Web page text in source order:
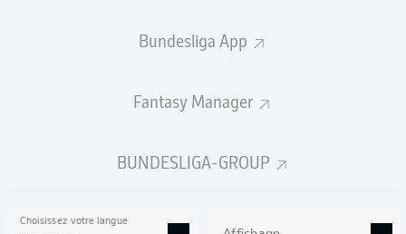
Bundesliga App
Fantasy Manager
BUNDESLIGA-GROUP
Choisissez votre langue 713